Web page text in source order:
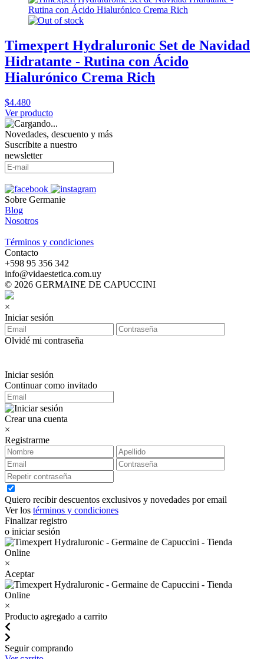
Timexpert Hydraluronic Set de Navidad
Hidratante - Rutina con Ácido
Hialurónico Crema Rich
$4.480
Ver producto
Novedades, descuento y más
Suscríbite a nuestro
newsletter
Sobre Germanie
Blog
Nosotros
Términos y condiciones
Contacto
‪+598 95 356 342‬
info@vidaestetica.com.uy
© 2026 GERMAINE DE CAPUCCINI
×
Iniciar sesión
Olvidé mi contraseña
Iniciar sesión
Continuar como invitado
Crear una cuenta
×
Registrarme
Quiero recibir descuentos exclusivos y novedades por email
Ver los términos y condiciones
Finalizar registro
o iniciar sesión
×
Aceptar
×
Producto agregado a carrito
Seguir comprando